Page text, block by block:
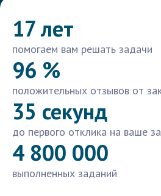
17 лет
помогаем вам решать задачи
96 %
положительных отзывов от
35 секунд
до первого отклика на ваше
4 800 000
выполненных заданий